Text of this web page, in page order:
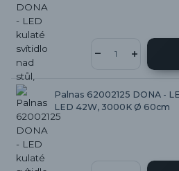
Palnas 62002125 DONA -
LED 42W, 3000K Ø 60cm